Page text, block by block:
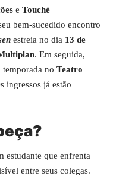
e Touché
bem-sucedido encontro
estreia no dia 13 de
. Em seguida,
temporada no Teatro
ingressos já estão
estudante que enfrenta
entre seus colegas.